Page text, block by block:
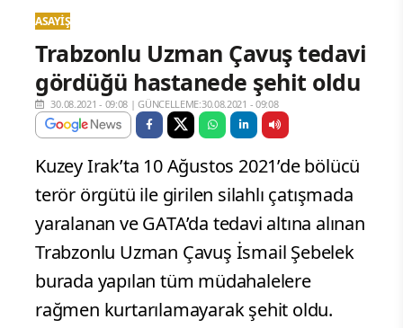
ASAYIŞ
Trabzonlu Uzman Çavuş tedavi
gördüğü hastanede şehit oldu
30.08.2021 - 09:08 |GÜNCELLEME:30.08.2021 - 09:08
Kuzey Irak’ta 10 Ağustos 2021’de bölücü
terör örgütü ile girilen silahlı çatışmada
yaralanan ve GATA’da tedavi altına alınan
Trabzonlu Uzman Çavuş İsmail Şebelek
burada yapılan tüm müdahalelere
rağmen kurtarılamayarak şehit oldu.